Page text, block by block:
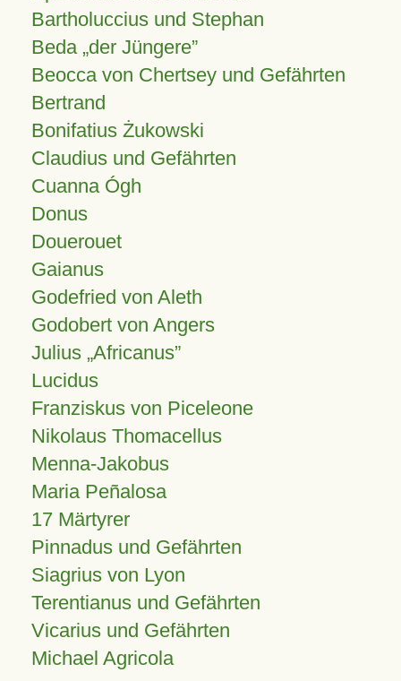
Bartholuccius und Stephan
Beda „der Jüngere”
Beocca von Chertsey und Gefährten
Bertrand
Bonifatius Żukowski
Claudius und Gefährten
Cuanna Ógh
Donus
Douerouet
Gaianus
Godefried von Aleth
Godobert von Angers
Julius Africanus
Lucidus
Franziskus von Piceleone
Nikolaus Thomacellus
Menna-Jakobus
Maria Peñalosa
17 Märtyrer
Pinnadus und Gefährten
Siagrius von Lyon
Terentianus und Gefährten
Vicarius und Gefährten
Michael Agricola